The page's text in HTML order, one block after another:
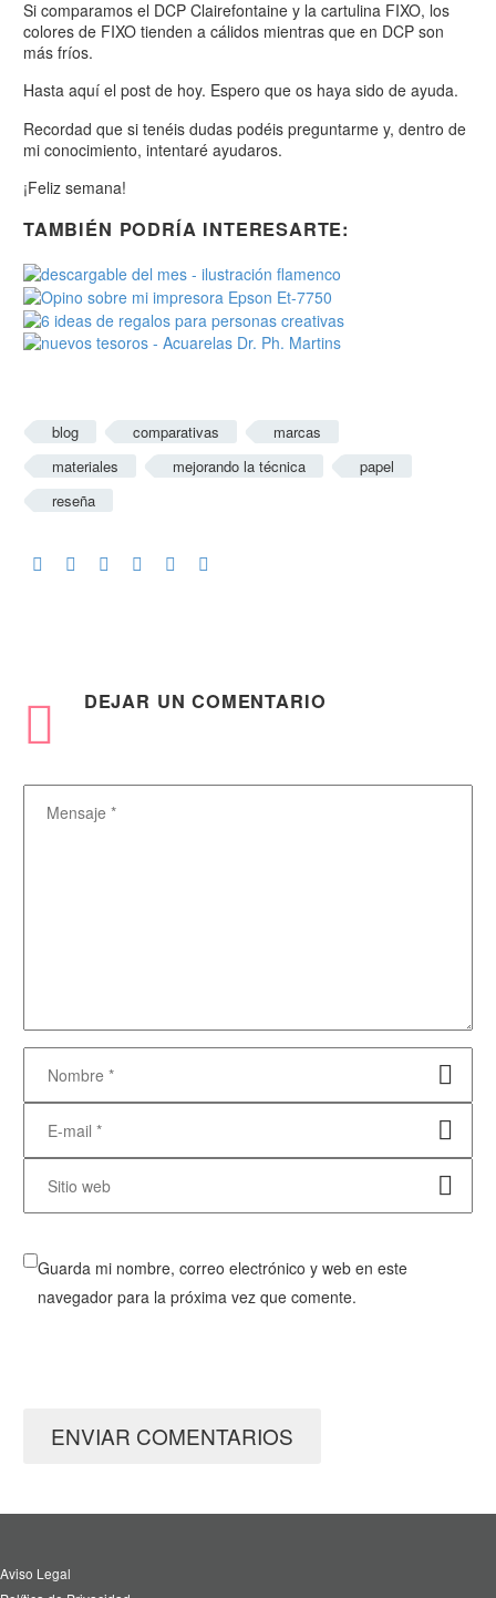
Si comparamos el DCP Clairefontaine y la cartulina FIXO, los
colores de FIXO tienden a cálidos mientras que en DCP son
más fríos.
Hasta aquí el post de hoy. Espero que os haya sido de ayuda.
Recordad que si tenéis dudas podéis preguntarme y, dentro de
mi conocimiento, intentaré ayudaros.
¡Feliz semana!
TAMBIÉN PODRÍA INTERESARTE:
blog comparativas
marcas
materiales
mejorando la técnica
papel
reseña
DEJAR UN COMENTARIO
Guarda mi nombre, correo electrónico y web en este
navegador para la próxima vez que comente.
ENVIAR COMENTARIOS
Aviso Legal